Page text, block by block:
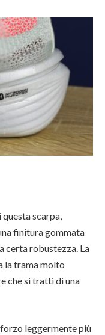
questa scarpa,
finitura gommata
certa robustezza. La
la trama molto
che si tratti di una
leggermente più